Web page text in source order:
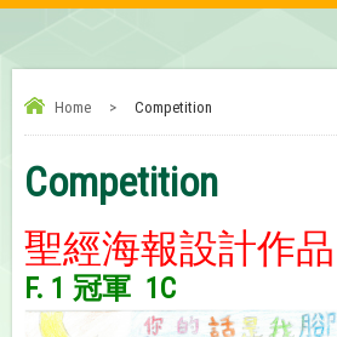
Home > Competition
Competition
聖經海報設計作品
F. 1 冠軍 1C